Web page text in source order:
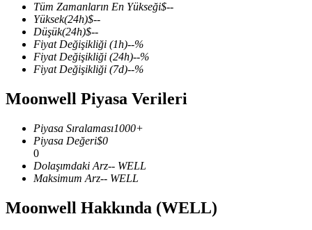
COIN-M Vadeli İşlemleri
Kripto Para Vadeli İşlemleri
Hisse senetleri, döviz, değerli metaller ve emtia türevleri
Tüm Zamanların En Yükseği$--
Yüksek(24h)$--
Düşük(24h)$--
Fiyat Değişikliği (1h)--%
Fiyat Değişikliği (24h)--%
Fiyat Değişikliği (7d)--%
Moonwell Piyasa Verileri
Piyasa Sıralaması1000+
Piyasa Değeri$0
0
Dolaşımdaki Arz-- WELL
Maksimum Arz-- WELL
Moonwell Hakkında (WELL)